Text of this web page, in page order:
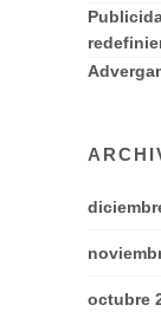
octubre